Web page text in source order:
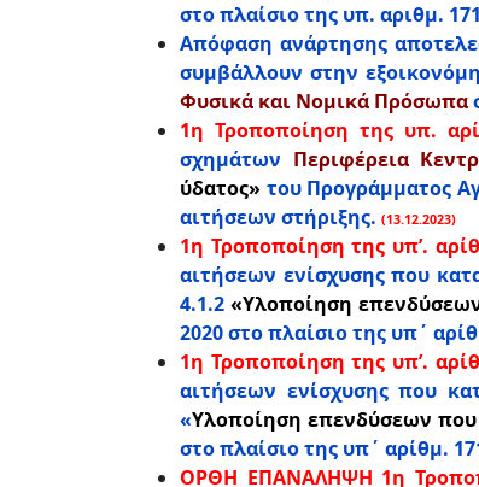
στο πλαίσιο της υπ. αριθμ.
Απόφαση ανάρτησης
συμβάλλουν στην
Φυσικά και Νομικά Πρόσωπα
1η Τροποποίηση της υπ.
σχημάτων Περιφέρεια
ύδατος» του Προγράμματος
αιτήσεων στήριξης. (13.12.2023)
1η Τροποποίηση της υπ’.
αιτήσεων ενίσχυσης που
4.1.2 «Υλοποίηση
2020 στο πλαίσιο της υπ΄
1η Τροποποίηση της υπ’.
αιτήσεων ενίσχυσης που
«Υλοποίηση επενδύσεων
στο πλαίσιο της υπ΄ αρίθμ.
ΟΡΘΗ ΕΠΑΝΑΛΗΨΗ 1η